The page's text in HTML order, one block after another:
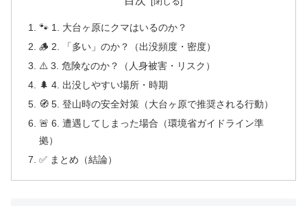
🐾 1. 大台ヶ原にクマはいるのか？
🪵 2. 「多い」のか？（出没頻度・密度）
⚠️ 3. 危険なのか？（人身被害・リスク）
🌲 4. 出没しやすい場所・時期
🧭 5. 登山時の安全対策（大台ヶ原で推奨される行動）
🚨 6. 遭遇してしまった場合（環境省ガイドライン準
拠）
✅ まとめ（結論）